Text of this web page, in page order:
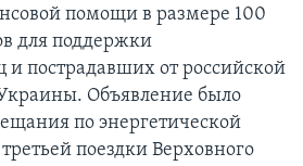
помощи в размере 100
для поддержки
пострадавших от российской
Объявление было
по энергетической
поездки Верховного